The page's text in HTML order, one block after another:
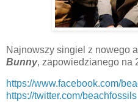
Najnowszy singiel z nowego
Bunny, zapowiedzianego na
https://www.facebook.com/
https://twitter.com/beachfossils